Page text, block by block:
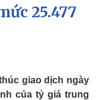
thời tiết25.477
giao dịch ngày
của tỷ giá trung